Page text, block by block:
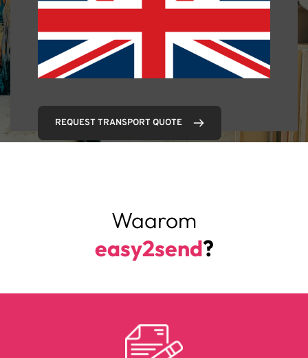
REQUEST TRANSPORT QUOTE
Waarom
easy2send?